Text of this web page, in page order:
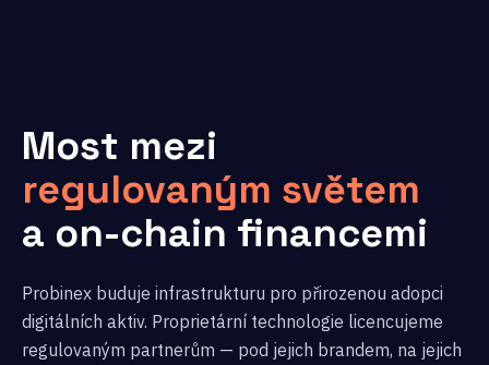
Most mezi
regulovaným světem
a on-chain financemi
Probinex buduje infrastrukturu pro přirozenou adopci
digitálních aktiv. Proprietární technologie licencujeme
regulovaným partnerům — pod jejich brandem, na jejich